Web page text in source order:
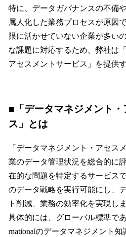
特に、データガバナンスの不備
属人化した業務プロセスが原因
限に活かせていない企業が多い
な課題に対応するため、弊社は
アセスメントサービス」を提供
■「データマネジメント
ス」とは
「データマネジメント・アセス
業のデータ管理状況を総合的に
在的な問題を特定するサービス
のデータ戦略を実行可能にし、
ト削減、業務の効率化を実現しま
具体的には、グローバル標準で
rnationalのデータマネジメント